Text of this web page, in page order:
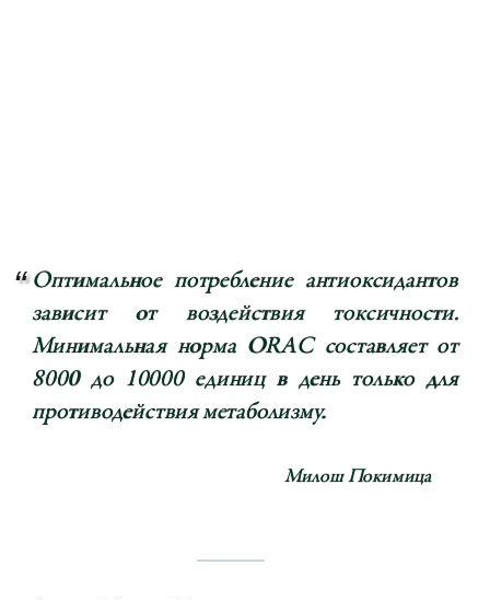
Оптимальное потребление антиоксидантов
зависит от воздействия токсичности.
Минимальная норма ORAC составляет от
8000 до 10000 единиц в день только для
противодействия метаболизму.
Милош Покимица